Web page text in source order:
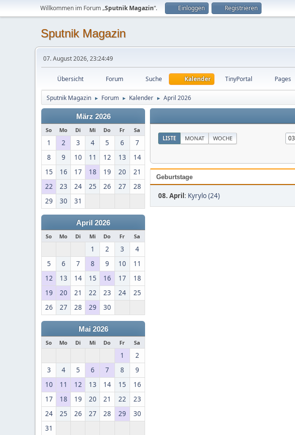
Willkommen im Forum „Sputnik Magazin“. Einloggen Registrieren
Sputnik Magazin
07. August 2026, 23:24:49
Übersicht Forum Suche Kalender TinyPortal Pages
Sputnik Magazin ► Forum ► Kalender ► April 2026
März 2026
So Mo Di Mi Do Fr Sa
1 2 3 4 5 6
7
8
9 10 11 12 13
14
15
16 17 18 19 20
21
22
23 24 25 26 27
28
29
30 31
April 2026
So Mo Di Mi Do Fr Sa
1 2 3
4
5
6 7 8 9 10
11
12
13 14 15 16 17
18
19
20 21 22 23 24
25
26
27 28 29 30
Mai 2026
So Mo Di Mi Do Fr Sa
1
2
3
4 5 6 7 8
9
10
11 12 13 14 15
16
17
18 19 20 21 22
23
24
25 26 27 28 29
30
31
LISTE MONAT WOCHE
Geburtstage
08. April: Kyrylo (24)